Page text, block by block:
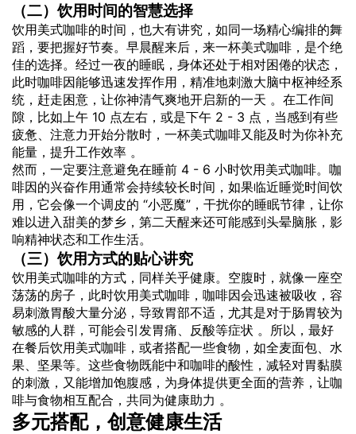
（二）饮用时间的智慧选择
饮用美式咖啡的时间，也大有讲究，如同一场精心编排的舞
蹈，要把握好节奏。早晨醒来后，来一杯美式咖啡，是个绝
佳的选择。经过一夜的睡眠，身体还处于相对困倦的状态，
此时咖啡因能够迅速发挥作用，精准地刺激大脑中枢神经系
统，赶走困意，让你神清气爽地开启新的一天 。在工作间
隙，比如上午 10 点左右，或是下午 2 - 3 点，当感到有些
疲惫、注意力开始分散时，一杯美式咖啡又能及时为你补充
能量，提升工作效率 。
然而，一定要注意避免在睡前 4 - 6 小时饮用美式咖啡。咖
啡因的兴奋作用通常会持续较长时间，如果临近睡觉时间饮
用，它会像一个调皮的 “小恶魔”，干扰你的睡眠节律，让你
难以进入甜美的梦乡，第二天醒来还可能感到头晕脑胀，影
响精神状态和工作生活。
（三）饮用方式的贴心讲究
饮用美式咖啡的方式，同样关乎健康。空腹时，就像一座空
荡荡的房子，此时饮用美式咖啡，咖啡因会迅速被吸收，容
易刺激胃酸大量分泌，导致胃部不适，尤其是对于肠胃较为
敏感的人群，可能会引发胃痛、反酸等症状 。所以，最好
在餐后饮用美式咖啡，或者搭配一些食物，如全麦面包、水
果、坚果等。这些食物既能中和咖啡的酸性，减轻对胃黏膜
的刺激，又能增加饱腹感，为身体提供更全面的营养，让咖
啡与食物相互配合，共同为健康助力 。
多元搭配，创意健康生活